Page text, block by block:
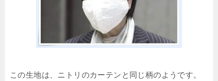
この生地は、ニトリのカーテンと同じ柄のようです。